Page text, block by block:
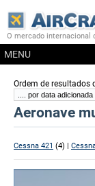
O mercado internacional
MENU
Ordem de resultados
Aeronave
Cessna 421 (4) |